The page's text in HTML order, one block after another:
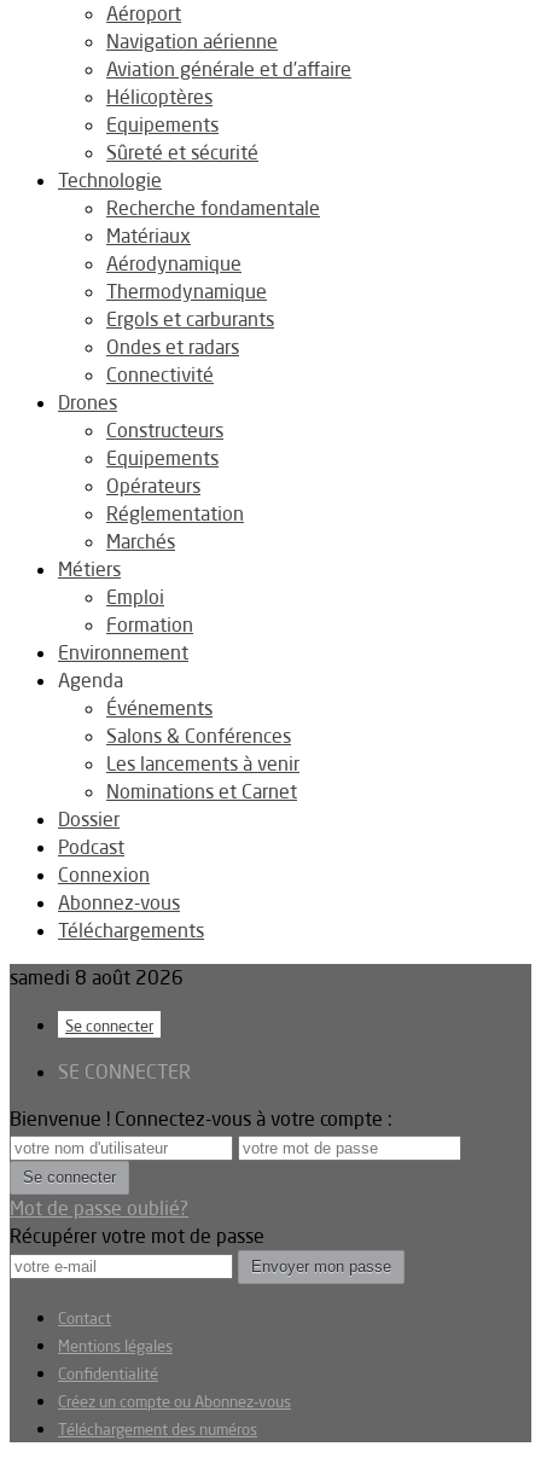
Aéroport
Navigation aérienne
Aviation générale et d’affaire
Hélicoptères
Equipements
Sûreté et sécurité
Technologie
Recherche fondamentale
Matériaux
Aérodynamique
Thermodynamique
Ergols et carburants
Ondes et radars
Connectivité
Drones
Constructeurs
Equipements
Opérateurs
Réglementation
Marchés
Métiers
Emploi
Formation
Environnement
Agenda
Événements
Salons & Conférences
Les lancements à venir
Nominations et Carnet
Dossier
Podcast
Connexion
Abonnez-vous
Téléchargements
samedi 8 août 2026
Se connecter
SE CONNECTER
Bienvenue ! Connectez-vous à votre compte :
Mot de passe oublié?
Récupérer votre mot de passe
Contact
Mentions légales
Confidentialité
Créez un compte ou Abonnez-vous
Téléchargement des numéros